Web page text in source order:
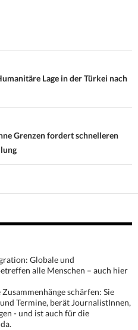
Lage in der Türkei nach
Grenzen fordert schnelleren
Globale und
alle Menschen – auch hier
schärfen: Sie
Termine, berät JournalistInnen,
- und ist auch für die